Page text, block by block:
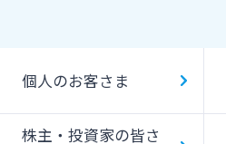
個人のお客さま
株主・投資家の皆さ